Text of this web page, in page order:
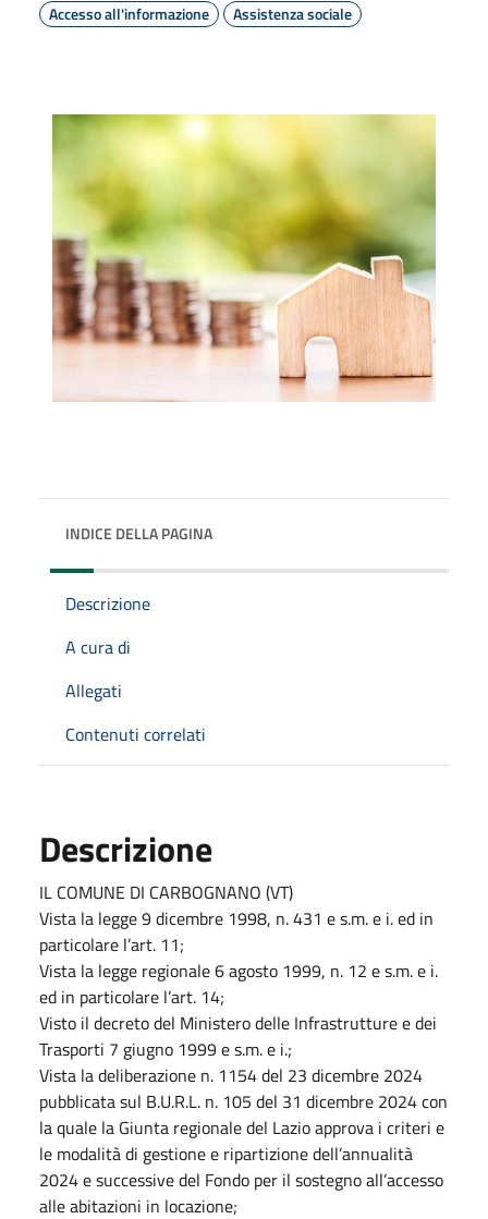
Accesso all'informazione
Assistenza sociale
INDICE DELLA PAGINA
Descrizione
A cura di
Allegati
Contenuti correlati
Descrizione
IL COMUNE DI CARBOGNANO (VT)
Vista la legge 9 dicembre 1998, n. 431 e s.m. e i. ed in
particolare l’art. 11;
Vista la legge regionale 6 agosto 1999, n. 12 e s.m. e i.
ed in particolare l’art. 14;
Visto il decreto del Ministero delle Infrastrutture e dei
Trasporti 7 giugno 1999 e s.m. e i.;
Vista la deliberazione n. 1154 del 23 dicembre 2024
pubblicata sul B.U.R.L. n. 105 del 31 dicembre 2024 con
la quale la Giunta regionale del Lazio approva i criteri e
le modalità di gestione e ripartizione dell’annualità
2024 e successive del Fondo per il sostegno all’accesso
alle abitazioni in locazione;